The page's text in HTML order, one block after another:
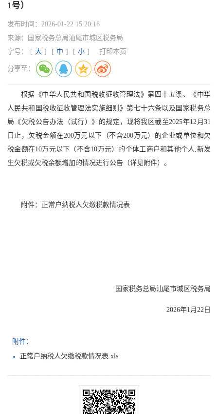
1号）
发布时间： 2026-01-22 15:20:16
来源：
国家税务总局汕尾市城区税务局
字号：
[ 大 ] [ 中 ] [ 小 ] 打印本页
分享至：
根据《中华人民共和国税收征收管理法》第四十五条、《中华
人民共和国税收征收管理法实施细则》第七十六条以及国家税务总
局《欠税公告办法（试行）》的规定，现将我区截至2025年12月31
日止，欠税金额在200万元以下（不含200万元）的企业或单位和欠
税金额在10万元以下（不含10万元）的个体工商户和其他个人,新发
生欠税或欠税余额增加的情况进行公告（详见附件）。
附件：正常户纳税人欠缴税款情况表
国家税务总局汕尾市城区税务局
2026年1月22日
附件：
正常户纳税人欠缴税款情况表.xls